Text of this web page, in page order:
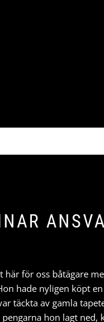
här för oss båtägare
hade nyligen köpt
täckta av gamla
hon lagt ned,